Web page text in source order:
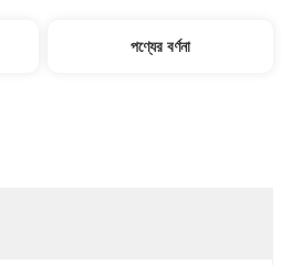
পণ্যের বর্ণনা